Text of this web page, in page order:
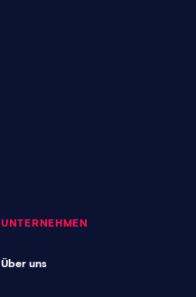
UNTERNEHMEN
Über uns